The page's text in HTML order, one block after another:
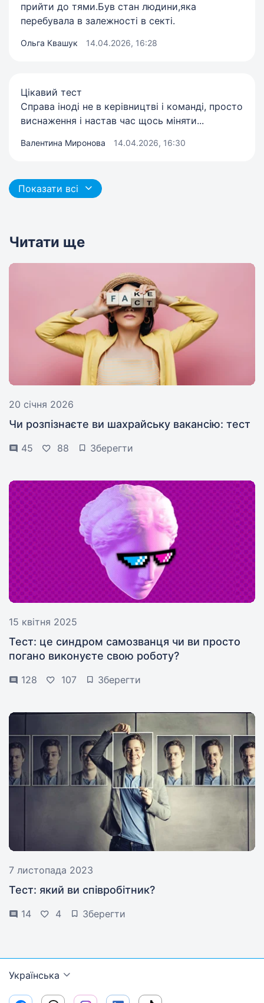
прийти до тями.Був стан людини,яка
перебувала в залежності в секті.
Ольга Квашук 14.04.2026, 16:28
Цікавий тест
Справа іноді не в керівництві і команді, просто
виснаження і настав час щось міняти...
Валентина Миронова 14.04.2026, 16:30
Показати всі
Читати ще
20 січня 2026
Чи розпізнаєте ви шахрайську вакансію: тест
45 88 Зберегти
15 квітня 2025
Тест: це синдром самозванця чи ви просто
погано виконуєте свою роботу?
128 107 Зберегти
7 листопада 2023
Тест: який ви співробітник?
14 4 Зберегти
Українська